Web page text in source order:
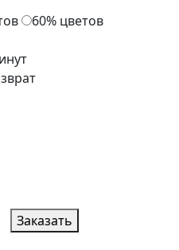
60% цветов
Заказать